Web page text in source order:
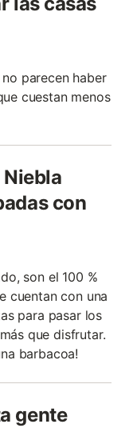
parecen haber
cuestan menos
Niebla
con
son el 100 %
cuentan con una
para pasar los
que disfrutar.
barbacoa!
gente